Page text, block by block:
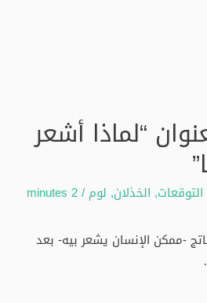
“لماذا أشعر
التوقعات, الخذلان, لوم /
2 minutes
-ممكن الإنسان يشعر بيه- بعد